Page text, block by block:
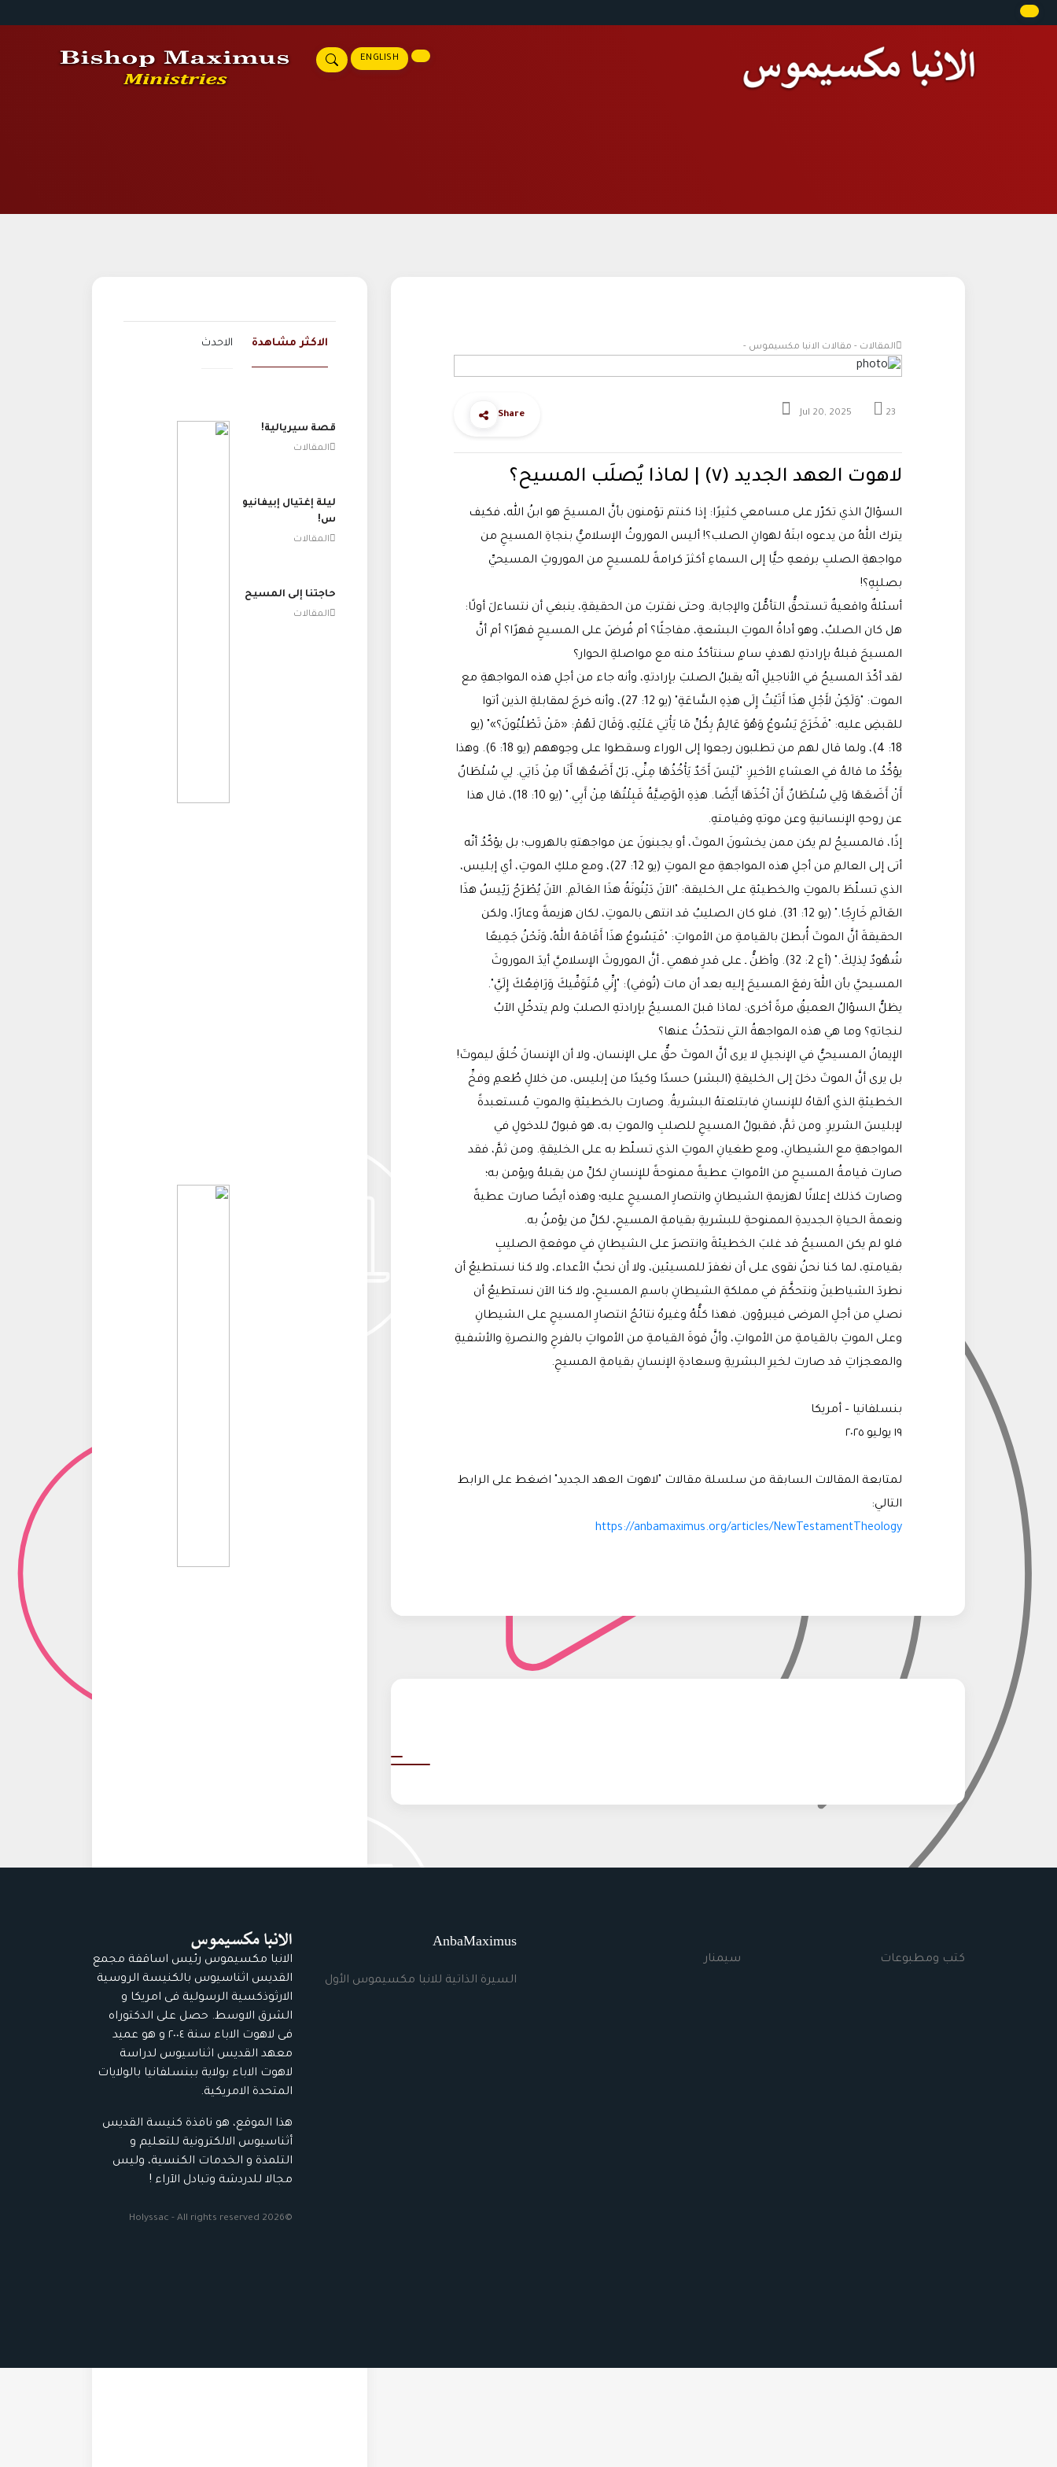
ENGLISH
المقالات - مقالات الانبا مكسيموس -
Jul 20, 2025 23
Share
لاهوت العهد الجديد (٧) | لماذا يُصلَب المسيح؟
السؤالُ الذي تكرّر على مسامعي كثيرًا: إذا كنتم تؤمنون بأنَّ المسيحَ هو ابنُ الله، فكيف
يترك اللهُ من يدعوه ابنَهُ لهوانِ الصلب؟! أليس الموروثُ الإسلاميُّ بنجاةِ المسيحِ من
مواجهةِ الصلبِ برفعهِ حيًّا إلى السماءِ أكثرَ كرامةً للمسيحِ من الموروثِ المسيحيِّ
بصلبِهِ؟!
أسئلةٌ واقعيةٌ تستحقُّ التأمُّلَ والإجابة. وحتى نقتربَ من الحقيقةِ، ينبغي أن نتساءلَ أولًا:
هل كان الصلبُ، وهو أداةُ الموتِ البشعةِ، مفاجئًا؟ أم فُرضَ على المسيحِ قهرًا؟ أم أنَّ
المسيحَ قبلهُ بإرادتهِ لهدفٍ سامٍ سنتأكدُ منه مع مواصلةِ الحوار؟
لقد أكّدَ المسيحُ في الأناجيلِ أنّه يقبلُ الصلبَ بإرادتهِ، وأنه جاء من أجلِ هذه المواجهةِ مع
الموت: "وَلَكِنْ لأَجْلِ هذَا أَتَيْتُ إِلَى هذِهِ السَّاعَةِ" (يو 12: 27)، وأنه خرجَ لمقابلةِ الذين أتوا
للقبضِ عليه: "فَخَرَجَ يَسُوعُ وَهُوَ عَالِمٌ بِكُلِّ مَا يَأْتِي عَلَيْهِ، وَقَالَ لَهُمْ: «مَنْ تَطْلُبُونَ؟»" (يو
18: 4)، ولما قال لهم من تطلبون رجعوا إلى الوراء وسقطوا على وجوههم (يو 18: 6). وهذا
يؤكِّدُ ما قالهُ في العشاءِ الأخيرِ: "لَيْسَ أَحَدٌ يَأْخُذُهَا مِنِّي، بَلْ أَضَعُهَا أَنَا مِنْ ذَاتِي. لِي سُلْطَانٌ
أَنْ أَضَعَهَا وَلِي سُلْطَانٌ أَنْ آخُذَهَا أَيْضًا. هذِهِ الْوَصِيَّةُ قَبِلْتُهَا مِنْ أَبِي." (يو 10: 18)، قال هذا
عن روحهِ الإنسانيةِ وعن موتهِ وقيامتهِ.
إذًا، فالمسيحُ لم يكن ممن يخشونَ الموتَ، أو يجبنونَ عن مواجهتهِ بالهروب؛ بل يؤكّدُ أنّه
أتى إلى العالمِ من أجلِ هذه المواجهةِ مع الموتِ (يو 12: 27)، ومع ملكِ الموتِ، أي إبليس،
الذي تسلّطَ بالموتِ والخطيئةِ على الخليقة: "الآنَ دَيْنُونَةُ هذَا العَالَمِ. الآنَ يُطْرَحُ رَئِيسُ هذَا
العَالَمِ خَارِجًا." (يو 12: 31). فلو كان الصليبُ قد انتهى بالموتِ، لكان هزيمةً وعارًا، ولكن
الحقيقةَ أنَّ الموتَ أُبطلَ بالقيامةِ من الأمواتِ: "فَيَسُوعُ هذَا أَقَامَهُ اللهُ، وَنَحْنُ جَمِيعًا
شُهُودٌ لِذلِكَ." (أع 2: 32). وأظنُّ ـ على قدرِ فهمي ـ أنَّ الموروثَ الإسلاميَّ أيدَ الموروثَ
المسيحيَّ بأن اللهَ رفعَ المسيحَ إليه بعد أن مات (تُوفي): "إِنِّي مُتَوَفِّيكَ وَرَافِعُكَ إِلَيَّ".
يظلُّ السؤالُ العميقُ مرةً أخرى: لماذا قبلَ المسيحُ بإرادتهِ الصلبَ ولم يتدخّلِ الآبُ
لنجاتهِ؟ وما هي هذه المواجهةُ التي نتحدّثُ عنها؟
الإيمانُ المسيحيُّ في الإنجيلِ لا يرى أنَّ الموتَ حقٌّ على الإنسان، ولا أن الإنسانَ خُلقَ ليموتَ!
بل يرى أنَّ الموتَ دخلَ إلى الخليقةِ (البشر) حسدًا وكيدًا من إبليس، من خلالِ طُعمِ وفخِّ
الخطيئةِ الذي ألقاهُ للإنسانِ فابتلعتهُ البشريةُ. وصارت بالخطيئةِ والموتِ مُستعبدةً
لإبليسَ الشريرِ. ومن ثمَّ، فقبولُ المسيحِ للصلبِ والموتِ به، هو قبولٌ للدخولِ في
المواجهةِ مع الشيطانِ، ومع طغيانِ الموتِ الذي تسلّط به على الخليقةِ. ومن ثمَّ، فقد
صارت قيامةُ المسيحِ من الأمواتِ عطيةً ممنوحةً للإنسانِ لكلِّ من يقبلهُ ويؤمن به؛
وصارت كذلك إعلانًا لهزيمةِ الشيطانِ وانتصارِ المسيحِ عليه؛ وهذه أيضًا صارت عطيةً
ونعمةَ الحياةِ الجديدةِ الممنوحةِ للبشريةِ بقيامةِ المسيحِ، لكلِّ من يؤمنُ به.
فلو لم يكن المسيحُ قد غلبَ الخطيئةَ وانتصرَ على الشيطانِ في موقعةِ الصليبِ
بقيامتهِ، لما كنا نحنُ نقوى على أن نغفرَ للمسيئين، ولا أن نحبَّ الأعداء، ولا كنا نستطيعُ أن
نطردَ الشياطينَ ونتحكَّمَ في مملكةِ الشيطانِ باسمِ المسيحِ، ولا كنا الآن نستطيعُ أن
نصلي من أجلِ المرضى فيبرؤون. فهذا كلُّهُ وغيرهُ نتائجُ انتصارِ المسيحِ على الشيطانِ
وعلى الموتِ بالقيامةِ من الأمواتِ، وأنَّ قوةَ القيامةِ من الأمواتِ بالفرحِ والنصرةِ والأشفيةِ
والمعجزاتِ قد صارت لخيرِ البشريةِ وسعادةِ الإنسانِ بقيامةِ المسيحِ.
بنسلفانيا – أمريكا
١٩ يوليو ٢٠٢٥
لمتابعة المقالات السابقة من سلسلة مقالات "لاهوت العهد الجديد" اضغط على الرابط
التالي:
https://anbamaximus.org/articles/NewTestamentTheology
الاكثر مشاهدة الاحدث
قصة سيريالية!
المقالات
ليلة إغتيال إبيفانيو
س!
المقالات
حاجتنا إلى المسيح
المقالات
كتب ومطبوعات سيمنار
AnbaMaximus
السيرة الذاتية للانبا مكسيموس الأول
الانبا مكسيموس رئيس اساقفة مجمع
القديس اثناسيوس بالكنيسة الروسية
الارثوذكسية الرسولية فى امريكا و
الشرق الاوسط. حصل على الدكتوراه
فى لاهوت الاباء سنة ٢٠٠٤ و هو عميد
معهد القديس اثناسيوس لدراسة
لاهوت الاباء بولاية ببنسلفانيا بالولايات
المتحدة الامريكية.
هذا الموقع، هو نافذة كنيسة القديس
أثناسيوس الالكترونية للتعليم و
التلمذة و الخدمات الكنسية، وليس
مجالا للدردشة وتبادل الآراء !
©2026 Holyssac - All rights reserved